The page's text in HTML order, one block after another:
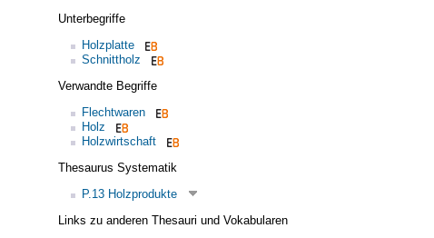
Unterbegriffe
Holzplatte
Schnittholz
Verwandte Begriffe
Flechtwaren
Holz
Holzwirtschaft
Thesaurus Systematik
P.13 Holzprodukte
Links zu anderen Thesauri und Vokabularen